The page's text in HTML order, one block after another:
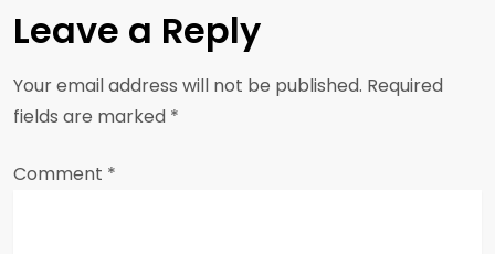
a
v
i
g
Leave a Reply
Your email address will not be published. Required
fields are marked *
Comment *